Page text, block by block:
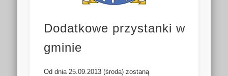
Dodatkowe przystanki w
gminie
Od dnia 25.09.2013 (środa) zostaną